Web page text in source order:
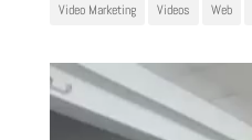
Video Marketing
Videos Web
Reproductor
de
vídeo